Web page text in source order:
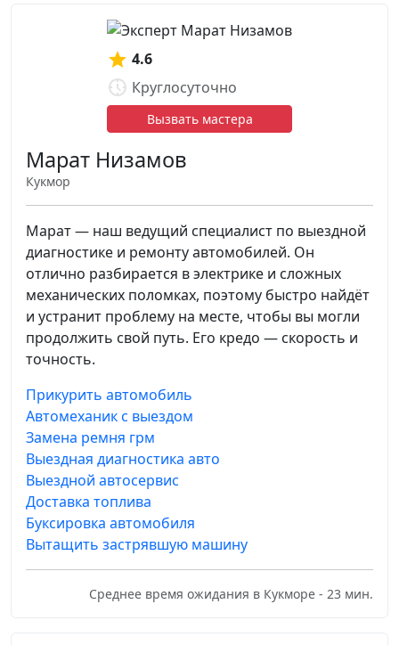
4.6
Круглосуточно
Вызвать мастера
Марат Низамов
Кукмор
Марат — наш ведущий специалист по выездной
диагностике и ремонту автомобилей. Он
отлично разбирается в электрике и сложных
механических поломках, поэтому быстро найдёт
и устранит проблему на месте, чтобы вы могли
продолжить свой путь. Его кредо — скорость и
точность.
Прикурить автомобиль
Автомеханик с выездом
Замена ремня грм
Выездная диагностика авто
Выездной автосервис
Доставка топлива
Буксировка автомобиля
Вытащить застрявшую машину
Среднее время ожидания в Кукморе - 23 мин.